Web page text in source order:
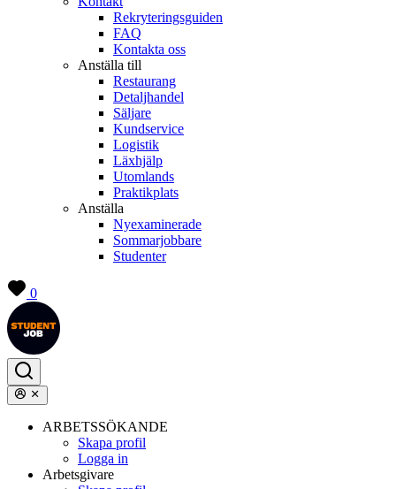
Rekryteringsguiden
FAQ
Kontakta oss
Anställa till
Restaurang
Detaljhandel
Säljare
Kundservice
Logistik
Läxhjälp
Utomlands
Praktikplats
Anställa
Nyexaminerade
Sommarjobbare
Studenter
0
ARBETSSÖKANDE
Skapa profil
Logga in
Arbetsgivare